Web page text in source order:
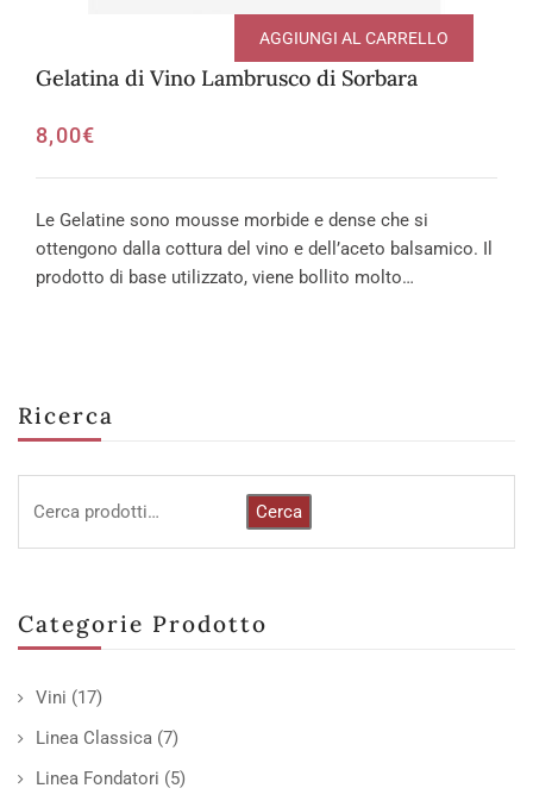
Ricerca
Cerca
Categorie Prodotto
Vini (17)
Linea Classica (7)
Linea Fondatori (5)
Gelatina di Vino Lambrusco di Sorbara
8,00€
AGGIUNGI AL CARRELLO
Le Gelatine sono mousse morbide e dense che si
ottengono dalla cottura del vino e dell’aceto balsamico. Il
prodotto di base utilizzato, viene bollito molto…